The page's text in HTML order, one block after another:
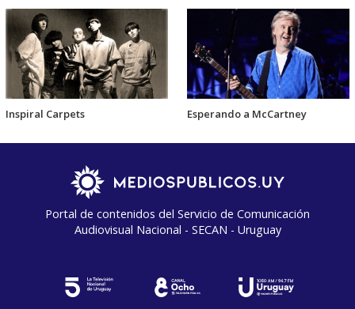
Inspiral Carpets Esperando a McCartney
Portal de contenidos del Servicio de Comunicación
Audiovisual Nacional - SECAN - Uruguay